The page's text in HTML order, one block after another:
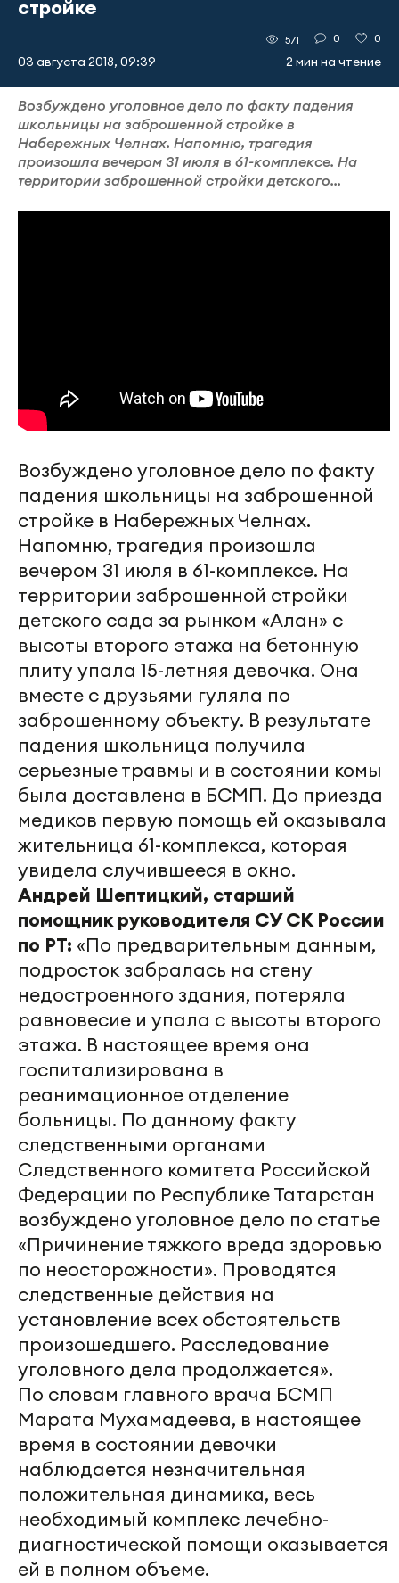
стройке
03 августа 2018, 09:39
571 0 0
2 мин на чтение
Возбуждено уголовное дело по факту падения
школьницы на заброшенной стройке в
Набережных Челнах. Напомню, трагедия
произошла вечером 31 июля в 61-комплексе. На
территории заброшенной стройки детского...
Возбуждено уголовное дело по факту
падения школьницы на заброшенной
стройке в Набережных Челнах.
Напомню, трагедия произошла
вечером 31 июля в 61-комплексе. На
территории заброшенной стройки
детского сада за рынком «Алан» с
высоты второго этажа на бетонную
плиту упала 15-летняя девочка. Она
вместе с друзьями гуляла по
заброшенному объекту. В результате
падения школьница получила
серьезные травмы и в состоянии комы
была доставлена в БСМП. До приезда
медиков первую помощь ей оказывала
жительница 61-комплекса, которая
увидела случившееся в окно.
Андрей Шептицкий, старший
помощник руководителя СУ СК России
по РТ: «По предварительным данным,
подросток забралась на стену
недостроенного здания, потеряла
равновесие и упала с высоты второго
этажа. В настоящее время она
госпитализирована в
реанимационное отделение
больницы. По данному факту
следственными органами
Следственного комитета Российской
Федерации по Республике Татарстан
возбуждено уголовное дело по статье
«Причинение тяжкого вреда здоровью
по неосторожности». Проводятся
следственные действия на
установление всех обстоятельств
произошедшего. Расследование
уголовного дела продолжается».
По словам главного врача БСМП
Марата Мухамадеева, в настоящее
время в состоянии девочки
наблюдается незначительная
положительная динамика, весь
необходимый комплекс лечебно-
диагностической помощи оказывается
ей в полном объеме.